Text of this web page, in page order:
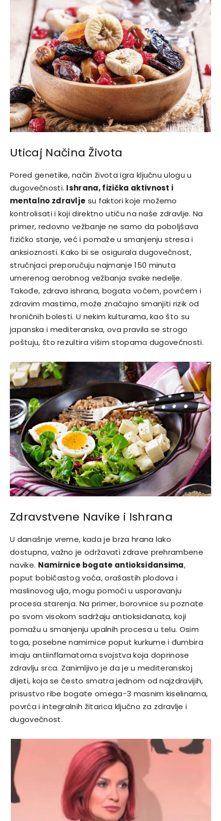
Uticaj Načina Života
Pored genetike, način života igra ključnu ulogu u
dugovečnosti. Ishrana, fizička aktivnost i
mentalno zdravlje su faktori koje možemo
kontrolisati i koji direktno utiču na naše zdravlje. Na
primer, redovno vežbanje ne samo da poboljšava
fizičko stanje, već i pomaže u smanjenju stresa i
anksioznosti. Kako bi se osigurala dugovečnost,
stručnjaci preporučuju najmanje 150 minuta
umerenog aerobnog vežbanja svake nedelje.
Takođe, zdrava ishrana, bogata voćem, povrćem i
zdravim mastima, može značajno smanjiti rizik od
hroničnih bolesti. U nekim kulturama, kao što su
japanska i mediteranska, ova pravila se strogo
poštuju, što rezultira višim stopama dugovečnosti.
Zdravstvene Navike i Ishrana
U današnje vreme, kada je brza hrana lako
dostupna, važno je održavati zdrave prehrambene
navike. Namirnice bogate antioksidansima,
poput bobičastog voća, orašastih plodova i
maslinovog ulja, mogu pomoći u usporavanju
procesa starenja. Na primer, borovnice su poznate
po svom visokom sadržaju antioksidanata, koji
pomažu u smanjenju upalnih procesa u telu. Osim
toga, posebne namirnice poput kurkume i đumbira
imaju antiinflamatorna svojstva koja doprinose
zdravlju srca. Zanimljivo je da je u mediteranskoj
dijeti, koja se često smatra jednom od najzdravijih,
prisustvo ribe bogate omega-3 masnim kiselinama,
povrća i integralnih žitarica ključno za zdravlje i
dugovečnost.